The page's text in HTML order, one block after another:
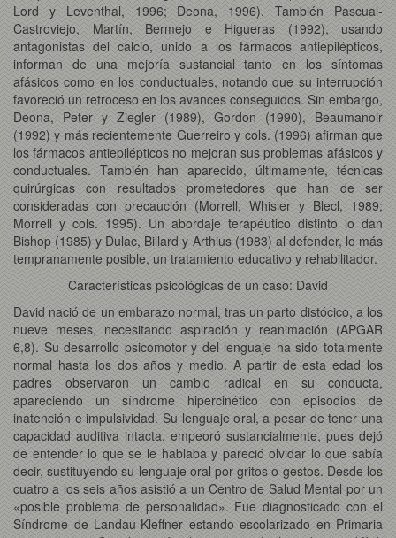
Lord y Leventhal, 1996; Deona, 1996). También Pascual-
Castroviejo, Martín, Bermejo e Higueras (1992), usando
antagonistas del calcio, unido a los fármacos antiepilépticos,
informan de una mejoría sustancial tanto en los síntomas
afásicos como en los conductuales, notando que su interrupción
favoreció un retroceso en los avances conseguidos. Sin embargo,
Deona, Peter y Ziegler (1989), Gordon (1990), Beaumanoir
(1992) y más recientemente Guerreiro y cols. (1996) afirman que
los fármacos antiepilépticos no mejoran sus problemas afásicos y
conductuales. También han aparecido, últimamente, técnicas
quirúrgicas con resultados prometedores que han de ser
consideradas con precaución (Morrell, Whisler y Blecl, 1989;
Morrell y cols. 1995). Un abordaje terapéutico distinto lo dan
Bishop (1985) y Dulac, Billard y Arthius (1983) al defender, lo más
tempranamente posible, un tratamiento educativo y rehabilitador.
Características psicológicas de un caso: David
David nació de un embarazo normal, tras un parto distócico, a los
nueve meses, necesitando aspiración y reanimación (APGAR
6,8). Su desarrollo psicomotor y del lenguaje ha sido totalmente
normal hasta los dos años y medio. A partir de esta edad los
padres observaron un cambio radical en su conducta,
apareciendo un síndrome hipercinético con episodios de
inatención e impulsividad. Su lenguaje oral, a pesar de tener una
capacidad auditiva intacta, empeoró sustancialmente, pues dejó
de entender lo que se le hablaba y pareció olvidar lo que sabía
decir, sustituyendo su lenguaje oral por gritos o gestos. Desde los
cuatro a los seis años asistió a un Centro de Salud Mental por un
«posible problema de personalidad». Fue diagnosticado con el
Síndrome de Landau-Kleffner estando escolarizado en Primaria